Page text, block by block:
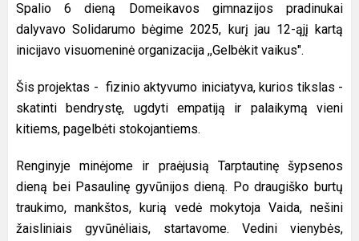
Spalio 6 dieną Domeikavos gimnazijos pradinukai
dalyvavo Solidarumo bėgime 2025, kurį jau 12-ąjį kartą
inicijavo visuomeninė organizacija ,,Gelbėkit vaikus".
Šis projektas - fizinio aktyvumo iniciatyva, kurios tikslas -
skatinti bendrystę, ugdyti empatiją ir palaikymą vieni
kitiems, pagelbėti stokojantiems.
Renginyje minėjome ir praėjusią Tarptautinę šypsenos
dieną bei Pasaulinę gyvūnijos dieną. Po draugiško burtų
traukimo, mankštos, kurią vedė mokytoja Vaida, nešini
žaisliniais gyvūnėliais, startavome. Vedini vienybės,